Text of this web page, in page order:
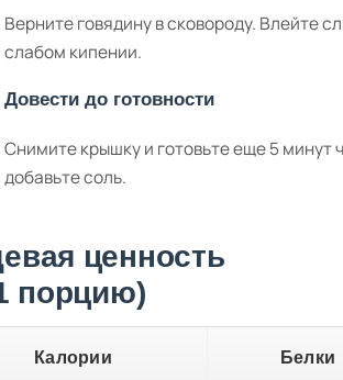
Верните говядину в сковороду. Влейте
слабом кипении.
Довести до готовности
Снимите крышку и готовьте еще 5 минут
добавьте соль.
ценность
порцию)
Калории Белки